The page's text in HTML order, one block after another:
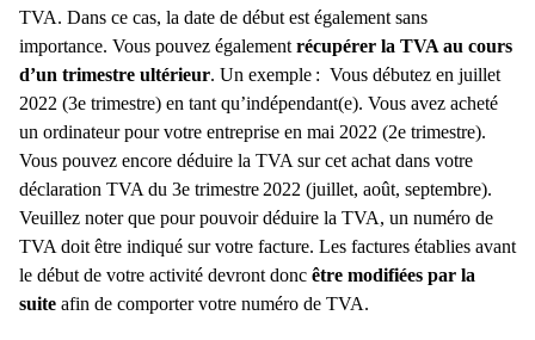
TVA. Dans ce cas, la date de début est également sans
importance. Vous pouvez également récupérer la TVA au cours
d’un trimestre ultérieur. Un exemple : Vous débutez en juillet
2022 (3e trimestre) en tant qu’indépendant(e). Vous avez acheté
un ordinateur pour votre entreprise en mai 2022 (2e trimestre).
Vous pouvez encore déduire la TVA sur cet achat dans votre
déclaration TVA du 3e trimestre 2022 (juillet, août, septembre).
Veuillez noter que pour pouvoir déduire la TVA, un numéro de
TVA doit être indiqué sur votre facture. Les factures établies avant
le début de votre activité devront donc être modifiées par la
suite afin de comporter votre numéro de TVA.